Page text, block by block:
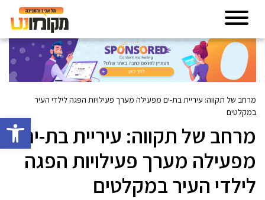
פתח
מרחב של תקווה: עיריית בת-ים מפעילה מערך פעילויות הפגה לילדי העיר
במקלטים
מרחב של תקווה: עיריית בת-ים
מפעילה מערך פעילויות הפגה
לילדי העיר במקלטים